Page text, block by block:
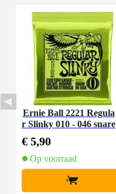
Ernie Ball 2221 Regula
r Slinky 010 - 046 snare
€ 5,90
Op voorraad
+